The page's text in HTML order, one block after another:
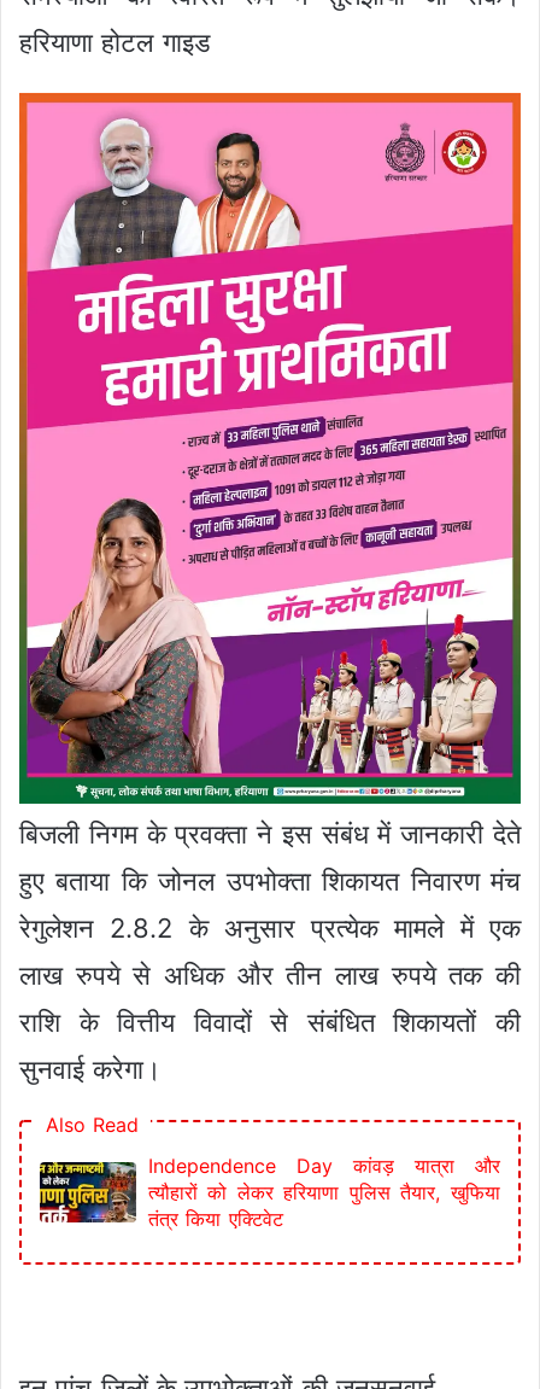
हरियाणा होटल गाइड
बिजली निगम के प्रवक्ता ने इस संबंध में जानकारी देते
हुए बताया कि जोनल उपभोक्ता शिकायत निवारण मंच
रेगुलेशन 2.8.2 के अनुसार प्रत्येक मामले में एक
लाख रुपये से अधिक और तीन लाख रुपये तक की
राशि के वित्तीय विवादों से संबंधित शिकायतों की
सुनवाई करेगा।
Also Read
Independence Day कांवड़ यात्रा और
त्यौहारों को लेकर हरियाणा पुलिस तैयार, खुफिया
तंत्र किया एक्टिवेट